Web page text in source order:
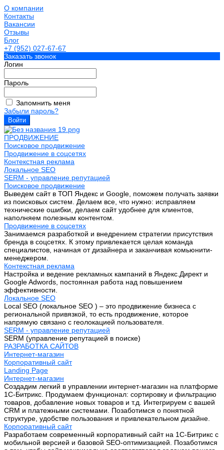
О компании
Контакты
Вакансии
Отзывы
Блог
+7 (952) 027-67-67
Заказать звонок
Логин
Пароль
Запомнить меня
Забыли пароль?
ПРОДВИЖЕНИЕ
Поисковое продвижение
Продвижение в соцсетях
Контекстная реклама
Локальное SEO
SERM - управление репутацией
Поисковое продвижение
Выведем сайт в ТОП Яндекс и Google, поможем получать заявки
из поисковых систем. Делаем все, что нужно: исправляем
технические ошибки, делаем сайт удобнее для клиентов,
наполняем полезным контентом.
Продвижение в соцсетях
Занимаемся разработкой и внедрением стратегии присутствия
бренда в соцсетях. К этому привлекается целая команда
специалистов, начиная от дизайнера и заканчивая комьюнити-
менеджером.
Контекстная реклама
Настройка и ведение рекламных кампаний в Яндекс.Директ и
Google Adwords, постоянная работа над повышением
эффективности.
Локальное SEO
Local SEO (локальное SEO ) – это продвижение бизнеса с
региональной привязкой, то есть продвижение, которое
напрямую связано с геолокацией пользователя.
SERM - управление репутацией
SERM (управление репутацией в поиске)
РАЗРАБОТКА САЙТОВ
Интернет-магазин
Корпоративный сайт
Landing Page
Интернет-магазин
Создадим легкий в управлении интернет-магазин на платформе
1С-Битрикс. Продумаем функционал: сортировку и фильтрацию
товаров, добавление новых товаров и т.д. Интегрируем с вашей
CRM и платежными системами. Позаботимся о понятной
структуре, удобстве пользования и привлекательном дизайне.
Корпоративный сайт
Разработаем современный корпоративный сайт на 1С-Битрикс с
мобильной версией и базовой SEO-оптимизацией. Позаботимся